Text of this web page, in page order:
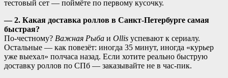
тестовый сет — поймёте по первому кусочку.
— 2. Какая доставка роллов в Санкт-Петербурге самая
быстрая?
По-честному? Важная Рыба и Ollis успевают к сериалу.
Остальные — как повезёт: иногда 35 минут, иногда «курьер
уже выехал» полчаса назад. Если хотите реально быструю
доставку роллов по СПб — заказывайте не в час-пик.